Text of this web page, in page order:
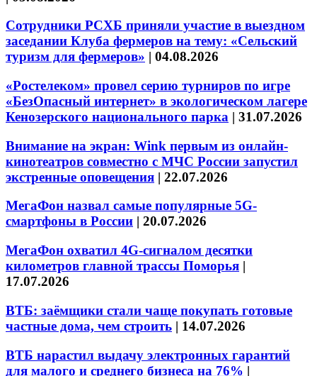
Сотрудники РСХБ приняли участие в выездном
заседании Клуба фермеров на тему: «Сельский
туризм для фермеров» | 04.08.2026
«Ростелеком» провел серию турниров по игре
«БезОпасный интернет» в экологическом лагере
Кенозерского национального парка | 31.07.2026
Внимание на экран: Wink первым из онлайн-
кинотеатров совместно с МЧС России запустил
экстренные оповещения | 22.07.2026
МегаФон назвал самые популярные 5G-
смартфоны в России | 20.07.2026
МегаФон охватил 4G-сигналом десятки
километров главной трассы Поморья |
17.07.2026
ВТБ: заёмщики стали чаще покупать готовые
частные дома, чем строить | 14.07.2026
ВТБ нарастил выдачу электронных гарантий
для малого и среднего бизнеса на 76% |